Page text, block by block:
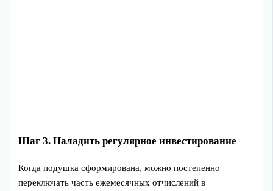
Шаг 3. Наладить регулярное инвестирование
Когда подушка сформирована, можно постепенно
переключать часть ежемесячных отчислений в